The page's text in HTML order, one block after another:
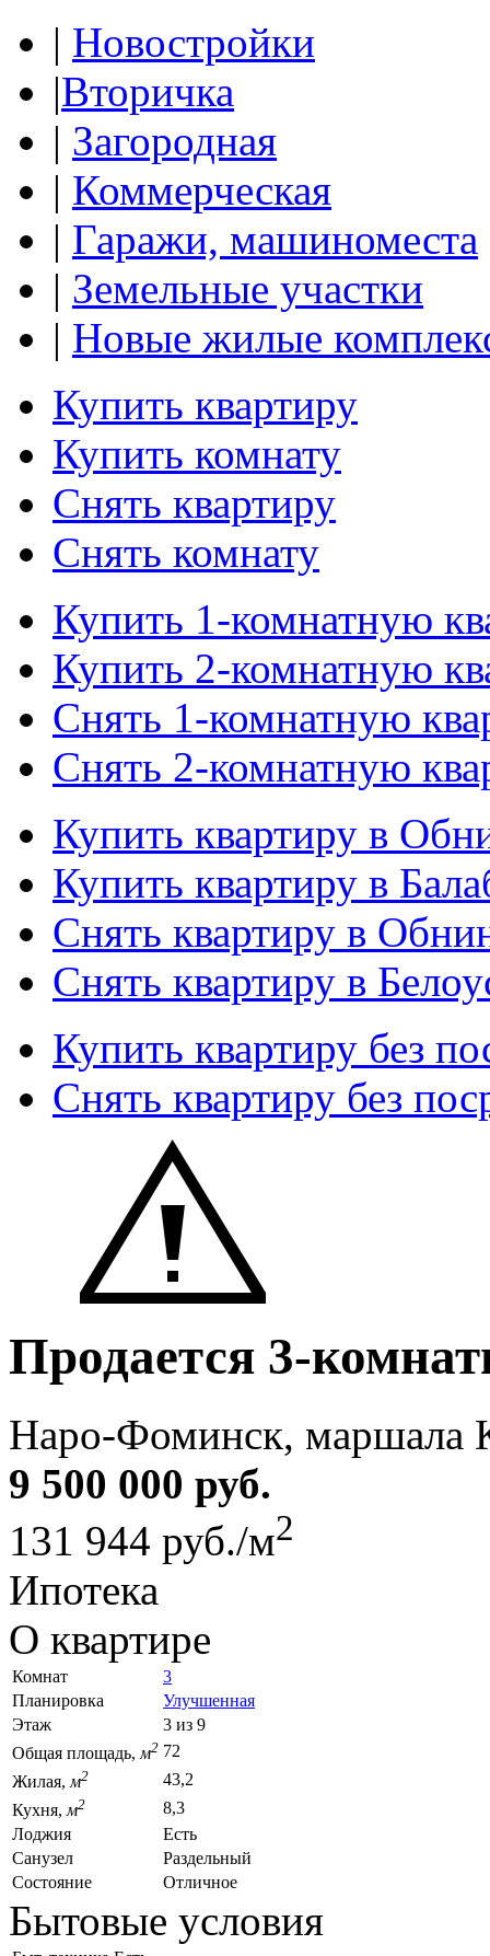
| Новостройки
|Вторичка
| Загородная
| Коммерческая
| Гаражи, машиноместа
| Земельные участки
| Новые жилые
Купить квартиру
Купить комнату
Снять квартиру
Снять комнату
Купить 1-комнатную
Купить 2-комнатную
Снять 1-комнатную
Снять 2-комнатную
Купить квартиру в
Купить квартиру в
Снять квартиру в
Снять квартиру в
Купить квартиру без
Снять квартиру без
Продается 3-
Наро-Фоминск, маршала
9 500 000 руб.
131 944 руб./м2
Ипотека
О квартире
Комнат
3
Планировка
Улучшенная
Этаж
3 из 9
Общая площадь, м2 72
Жилая, м2
43,2
Кухня, м2
8,3
Лоджия
Есть
Санузел
Раздельный
Состояние
Отличное
Бытовые условия